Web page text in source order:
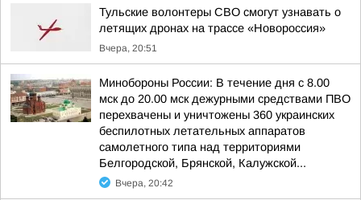
Тульские волонтеры СВО смогут узнавать о
летящих дронах на трассе «Новороссия»
Вчера, 20:51
Минобороны России: В течение дня с 8.00
мск до 20.00 мск дежурными средствами ПВО
перехвачены и уничтожены 360 украинских
беспилотных летательных аппаратов
самолетного типа над территориями
Белгородской, Брянской, Калужской...
Вчера, 20:42